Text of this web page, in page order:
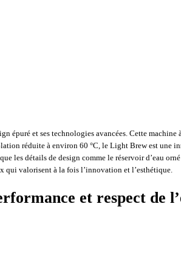
épuré et ses technologies avancées. Cette
réduite à environ 60 °C, le Light Brew est une
les détails de design comme le réservoir d’eau
qui valorisent à la fois l’innovation et l’esthétique.
et respect de